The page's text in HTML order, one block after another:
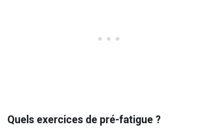
Quels exercices de pré-fatigue ?